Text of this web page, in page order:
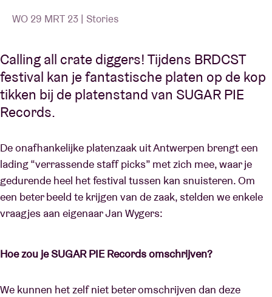
Concertcheque
Over AB
Contact
WO 29 MRT 23 | Stories
Calling all crate diggers! Tijdens BRDCST
festival kan je fantastische platen op de kop
tikken bij de platenstand van SUGAR PIE
Records.
De onafhankelijke platenzaak uit Antwerpen brengt een
lading “verrassende staff picks” met zich mee, waar je
gedurende heel het festival tussen kan snuisteren. Om
een beter beeld te krijgen van de zaak, stelden we enkele
vraagjes aan eigenaar Jan Wygers:
Hoe zou je SUGAR PIE Records omschrijven?
We kunnen het zelf niet beter omschrijven dan deze